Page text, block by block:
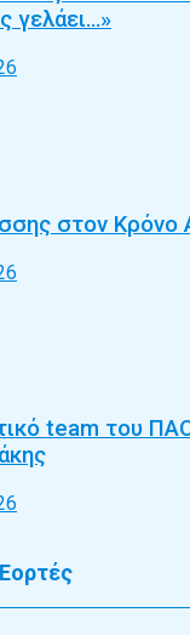
γελάει…»
στον
team του